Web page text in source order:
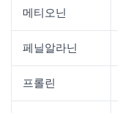
메티오닌
페닐알라닌
프롤린